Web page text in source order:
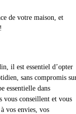
de votre maison, et
il est essentiel d’opter
sans compromis
essentielle dans
vous conseillent et vous
vos envies, vos